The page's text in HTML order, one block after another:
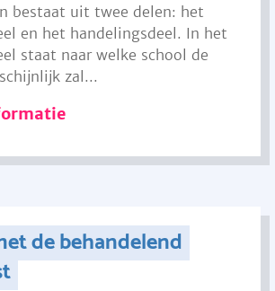
bestaat uit twee delen: het
en het handelingsdeel. In het
staat naar welke school de
zal...
de behandelend